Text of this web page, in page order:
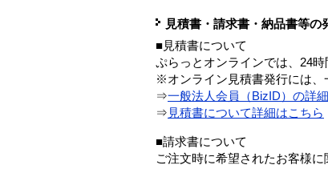
見積書・請求書・納品書等の
■見積書について
ぷらっとオンラインでは、24
※オンライン見積書発行には、
⇒一般法人会員（BizID）の詳
⇒ 見積書について詳細はこちら
■請求書について
ご注文時に希望されたお客様